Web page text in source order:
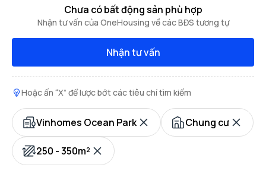
Chưa có bất động sản phù hợp
Nhận tư vấn của OneHousing về các BĐS tương tự
Nhận tư vấn
Hoặc ấn “X” để lược bớt các tiêu chí tìm kiếm
Vinhomes Ocean Park Chung cư
250 - 350m²